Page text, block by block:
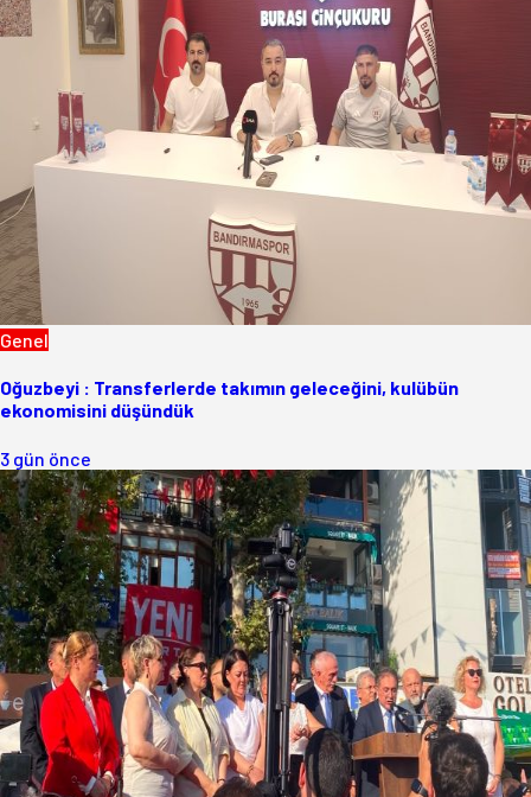
Genel
Oğuzbeyi : Transferlerde takımın geleceğini, kulübün
ekonomisini düşündük
3 gün önce